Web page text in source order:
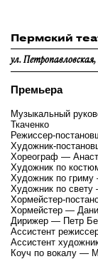
Пермский
ул.
Премьера
Музыкальный
Ткаченко
Режиссер-
Художник-
Хореограф —
Художник по
Художник по
Художник по
Хормейстер-
Хормейстер —
Дирижер — Петр
Ассистент
Ассистент
Коуч по вокалу —